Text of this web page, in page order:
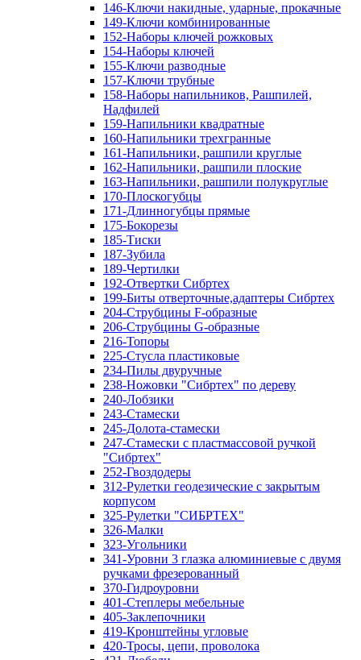
146-Ключи накидные, ударные, прокачные
149-Ключи комбинированные
152-Наборы ключей рожковых
154-Наборы ключей
155-Ключи разводные
157-Ключи трубные
158-Наборы напильников, Рашпилей,
Надфилей
159-Напильники квадратные
160-Напильники трехгранные
161-Напильники, рашпили круглые
162-Напильники, рашпили плоские
163-Напильники, рашпили полукруглые
170-Плоскогубцы
171-Длинногубцы прямые
175-Бокорезы
185-Тиски
187-Зубила
189-Чертилки
192-Отвертки Сибртех
199-Биты отверточные,адаптеры Сибртех
204-Струбцины F-образные
206-Струбцины G-образные
216-Топоры
225-Стусла пластиковые
234-Пилы двуручные
238-Ножовки "Сибртех" по дереву
240-Лобзики
243-Стамески
245-Долота-стамески
247-Стамески с пластмассовой ручкой
"Сибртех"
252-Гвоздодеры
312-Рулетки геодезические с закрытым
корпусом
325-Рулетки "СИБРТЕХ"
326-Малки
323-Угольники
341-Уровни 3 глазка алюминиевые с двумя
ручками фрезерованный
370-Гидроуровни
401-Степлеры мебельные
405-Заклепочники
419-Кронштейны угловые
420-Тросы, цепи, проволока